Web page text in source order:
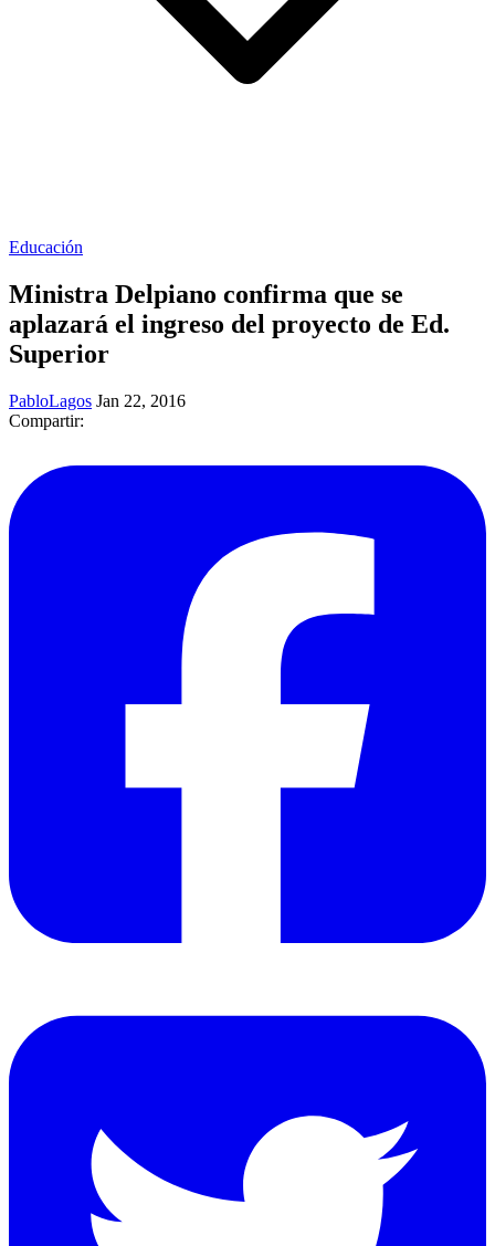
Educación
Ministra Delpiano confirma que se
aplazará el ingreso del proyecto de Ed.
Superior
PabloLagos Jan 22, 2016
Compartir: